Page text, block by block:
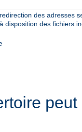
des adresses
disposition des fichiers